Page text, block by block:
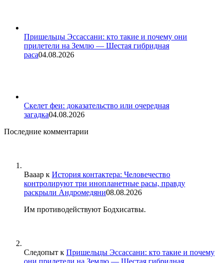
Пришельцы Эссассани: кто такие и почему они
прилетели на Землю — Шестая гибридная
раса04.08.2026
Скелет феи: доказательство или очередная
загадка04.08.2026
Последние комментарии
Вааар к История контактера: Человечество
контролируют три инопланетные расы, правду
раскрыли Андромедяни08.08.2026
Им противодействуют Бодхисатвы.
Следопыт к Пришельцы Эссассани: кто такие и почему
они прилетели на Землю — Шестая гибридная